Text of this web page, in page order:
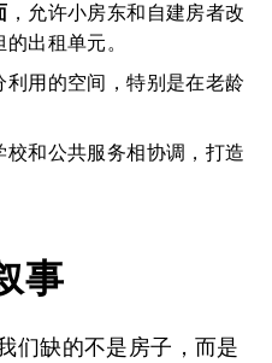
，允许小房东和自建房者改
出租单元。
利用的空间，特别是在老龄
校和公共服务相协调，打造
事
们缺的不是房子，而是